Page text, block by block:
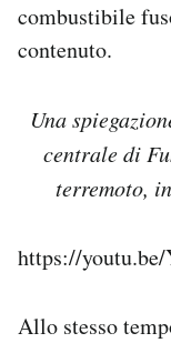
combustibile
contenuto.
Una
centrale di
terremoto,
https://
Allo stesso